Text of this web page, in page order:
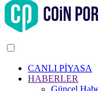
CANLI PİYASA
HABERLER